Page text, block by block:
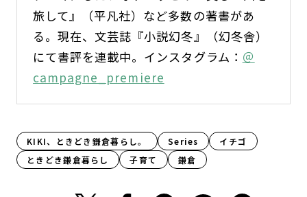
旅して』（平凡社）など多数の著書があ
る。現在、文芸誌『小説幻冬』（幻冬舎）
にて書評を連載中。インスタグラム： ＠
campagne_premiere
KIKI、ときどき鎌倉暮らし。 Series
イチゴ
ときどき鎌倉暮らし
子育て 鎌倉